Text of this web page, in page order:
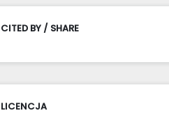
CITED BY / SHARE
LICENCJA